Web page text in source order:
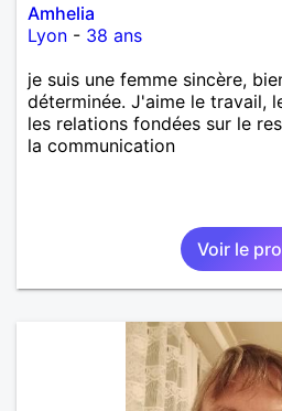
Amhelia
Lyon - 38 ans
je suis une femme sincère,
déterminée. J'aime le travail,
les relations fondées sur le
la communication
Voir le